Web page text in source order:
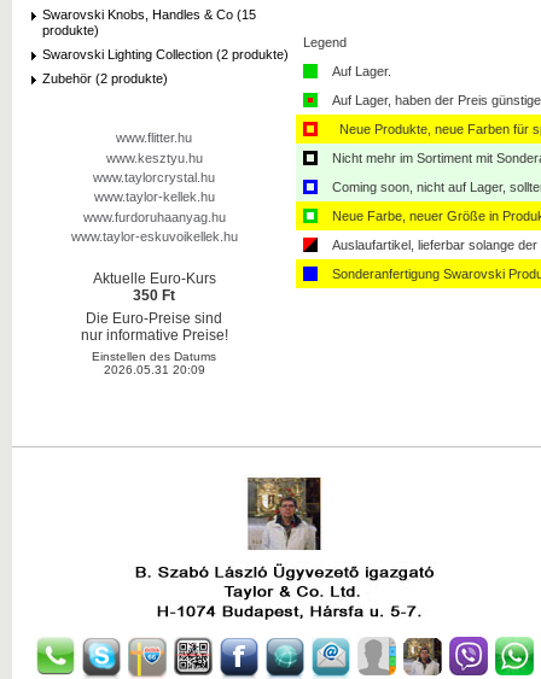
Swarovski Knobs, Handles & Co (15
produkte)
Swarovski Lighting Collection (2 produkte)
Zubehör (2 produkte)
www.flitter.hu
www.kesztyu.hu
www.taylorcrystal.hu
www.taylor-kellek.hu
www.furdoruhaanyag.hu
www.taylor-eskuvoikellek.hu
Aktuelle Euro-Kurs
350 Ft
Die Euro-Preise sind
nur informative Preise!
Einstellen des Datums
2026.05.31 20:09
Legend
Auf Lager.
Auf Lager, haben der Preis
Neue Produkte, neue Farben für
Nicht mehr im Sortiment mit
Coming soon, nicht auf Lager,
Neue Farbe, neuer Größe in
Auslaufartikel, lieferbar solange der
Sonderanfertigung Swarovski